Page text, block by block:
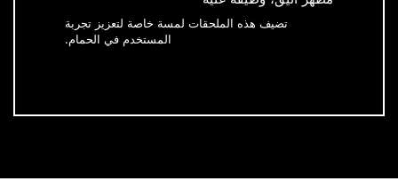
تضيف هذه الملحقات لمسة خاصة لتعزيز تجربة
المستخدم في الحمام.